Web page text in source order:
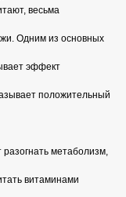
весьма
Одним из основных
эффект
положительный
разогнать метаболизм,
витаминами